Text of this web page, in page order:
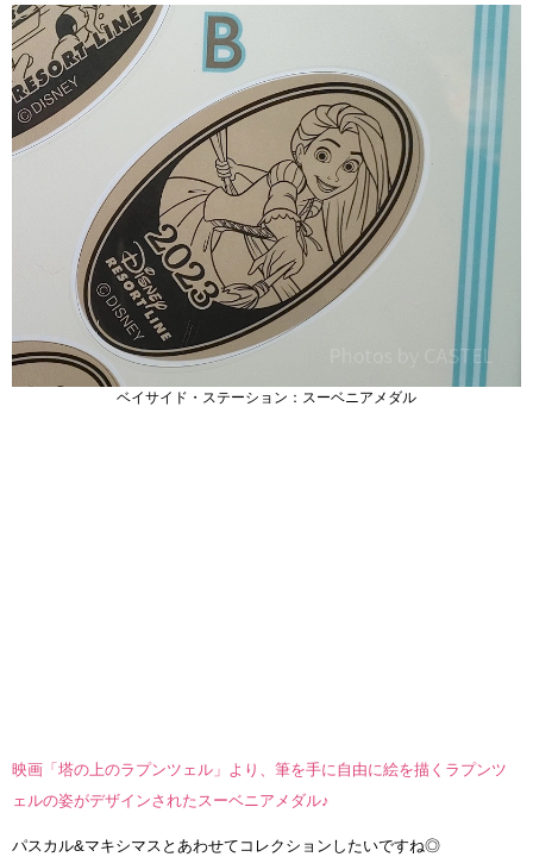
ベイサイド・ステーション：スーベニアメダル
映画「塔の上のラプンツェル」より、筆を手に自由に絵を描くラプンツ
ェルの姿がデザインされたスーベニアメダル♪
パスカル&マキシマスとあわせてコレクションしたいですね◎